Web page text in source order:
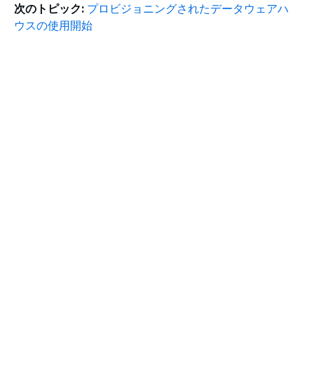
次のトピック: プロビジョニングされたデータウェアハ
ウスの使用開始